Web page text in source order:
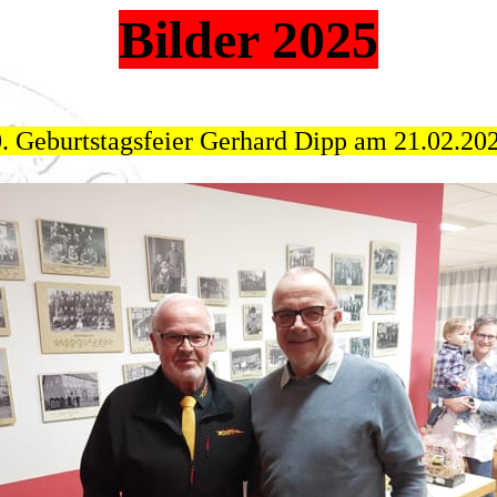
Bilder 2025
Geburtstagsfeier Gerhard Dipp am